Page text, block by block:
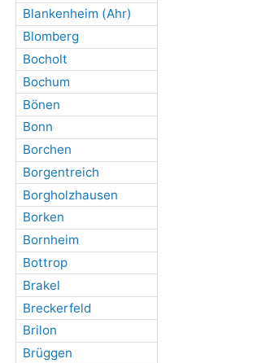
Blankenheim (Ahr)
Blomberg
Bocholt
Bochum
Bönen
Bonn
Borchen
Borgentreich
Borgholzhausen
Borken
Bornheim
Bottrop
Brakel
Breckerfeld
Brilon
Brüggen